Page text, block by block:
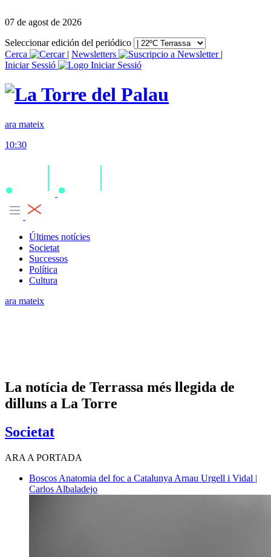
07 de agost de 2026
Seleccionar edición del periódico
Cerca
| Newsletters
|
Iniciar Sessió
ara mateix
10:30
Últimes notícies
Societat
Successos
Política
Cultura
ara mateix
La notícia de Terrassa més llegida de
dilluns a La Torre
Societat
ARA A PORTADA
Boscos Anatomia del foc a Catalunya Arnau Urgell i Vidal |
Carlos Albaladejo